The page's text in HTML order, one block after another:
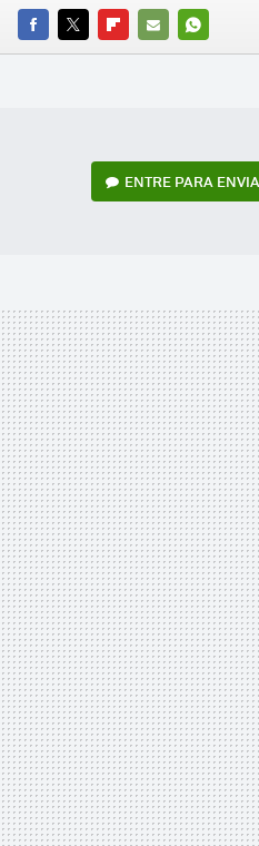
FACEBOOK
TWITTERFLIPBOARD
E-
WHATSAPP
ENTRE PARA